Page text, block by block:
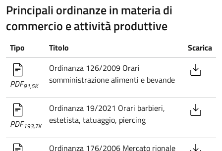
Principali ordinanze in materia di
commercio e attività produttive
Tipo Titolo Scarica
PDF91,5K
Ordinanza 126/2009 Orari
somministrazione alimenti e bevande
PDF193,7K
Ordinanza 19/2021 Orari barbieri,
estetista, tatuaggio, piercing
Ordinanza 176/2006 Mercato rionale